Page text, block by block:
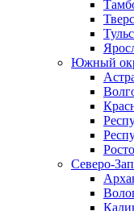
Южный
Северо-